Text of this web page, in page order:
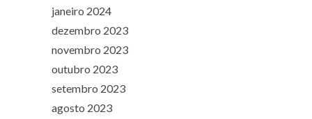
janeiro 2024
dezembro 2023
novembro 2023
outubro 2023
setembro 2023
agosto 2023